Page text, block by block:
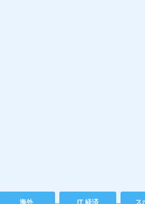
海外 IT 経済 ス